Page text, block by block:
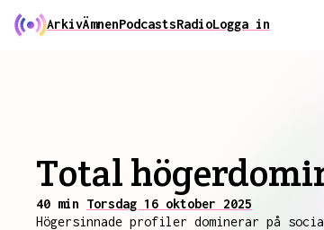
ArkivÄmnenPodcastsRadioLogga in
Total
40 min Torsdag 16 oktober 2025
Högersinnade profiler dominerar på